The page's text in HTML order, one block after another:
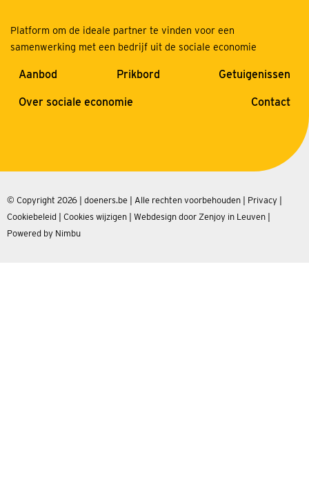
Platform om de ideale partner te vinden voor een
samenwerking met een bedrijf uit de sociale economie
Aanbod Prikbord Getuigenissen
Over sociale economie Contact
© Copyright 2026 | doeners.be | Alle rechten voorbehouden | Privacy
Cookiebeleid
Cookies wijzigen Webdesign door Zenjoy in Leuven
Powered by Nimbu